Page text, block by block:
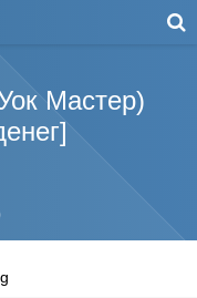
Мастер)